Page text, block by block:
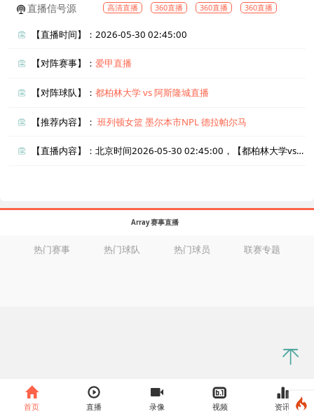
直播信号源 高清直播 360直播 360直播 360直播
【直播时间】：2026-05-30 02:45:00
【对阵赛事】：爱甲直播
【对阵球队】：都柏林大学 vs 阿斯隆城直播
【推荐内容】：班列顿女篮墨尔本市NPL 德拉帕尔马
【直播内容】：北京时间2026-05-30 02:45:00，【都柏林大学vs阿斯隆城】直播准时在线播放，喜欢看比赛的朋友可以提前收藏本页面以免错过直播。盈点直播网_足球直播还为您在本页面索引了相关直播、都柏林大学直播、阿斯隆城直播的近期比赛列表以及两队历史交锋、两队赛程。
Array 赛事直播
首页 直播 录像 视频 资讯
热门赛事 热门球队 热门球员 联赛专题